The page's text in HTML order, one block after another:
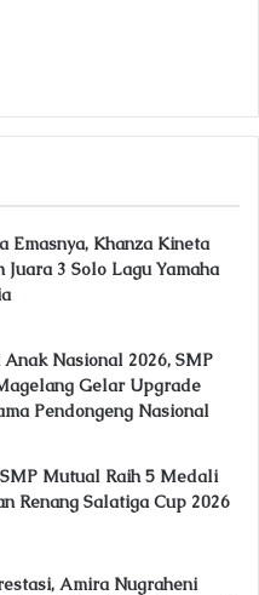
Emasnya, Khanza Kineta
Juara 3 Solo Lagu Yamaha
Nasional 2026, SMP
Gelar Upgrade
Pendongeng Nasional
Mutual Raih 5 Medali
Renang Salatiga Cup 2026
Amira Nugraheni